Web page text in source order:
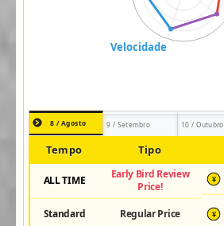
8 / Agosto 9 / Setembro 10 / Outubro
Tempo Tipo
ALL TIME
Early Bird Review
Price!
¥
Standard Regular Price ¥